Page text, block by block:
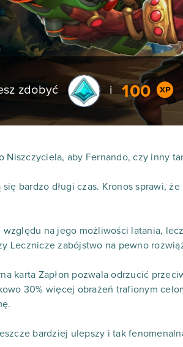
zdobyć i 100
Niszczyciela, aby Fernando, czy inny
bardzo długi czas. Kronos sprawi,
na jego możliwości latania,
Lecznicze zabójstwo na pewno
karta Zapłon pozwala odrzucić
30% więcej obrażeń trafionym
bardziej ulepszy i tak